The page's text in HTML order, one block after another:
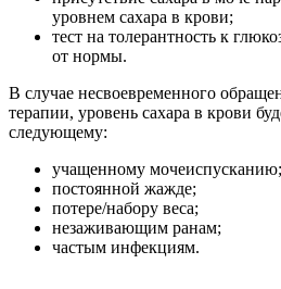
уровнем сахара в крови;
тест на толерантность к
от нормы.
В случае несвоевременного
терапии, уровень сахара в крови
следующему:
учащенному мочеиспусканию;
постоянной жажде;
потере/набору веса;
незаживающим ранам;
частым инфекциям.